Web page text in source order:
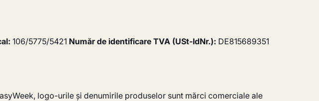
106/5775/5421 Număr de identificare TVA (USt-IdNr.): DE815689351
logo-urile și denumirile produselor sunt mărci comerciale ale